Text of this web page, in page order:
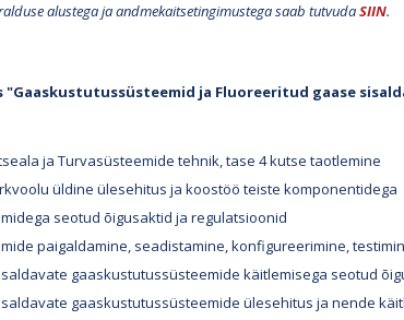
alustega ja andmekaitsetingimustega saab tutvudaSIIN.
"Gaaskustutussüsteemid ja Fluoreeritud gaase
ja Turvasüsteemide tehnik, tase 4 kutse taotlemine
üldine ülesehitus ja koostöö teiste komponentidega
seotud õigusaktid ja regulatsioonid
paigaldamine, seadistamine, konfigureerimine,
gaaskustutussüsteemide käitlemisega seotud
gaaskustutussüsteemide ülesehitus ja nende